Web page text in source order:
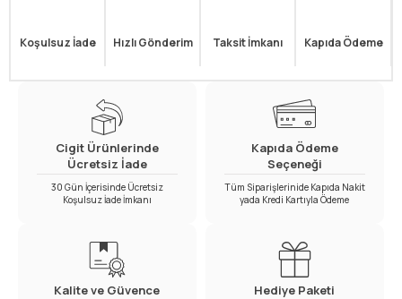
Koşulsuz İade Hızlı Gönderim Taksit İmkanı Kapıda Ödeme
Cigit Ürünlerinde
Ücretsiz İade
30 Gün İçerisinde Ücretsiz
Koşulsuz İade İmkanı
Kapıda Ödeme
Seçeneği
Tüm Siparişlerinide Kapıda Nakit
yada Kredi Kartıyla Ödeme
Kalite ve Güvence Hediye Paketi